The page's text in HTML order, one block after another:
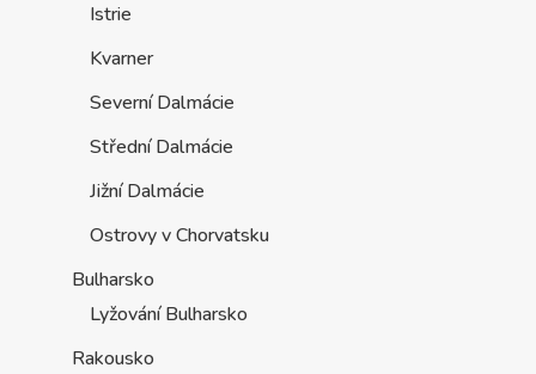
Istrie
Kvarner
Severní Dalmácie
Střední Dalmácie
Jižní Dalmácie
Ostrovy v Chorvatsku
Bulharsko
Lyžování Bulharsko
Rakousko